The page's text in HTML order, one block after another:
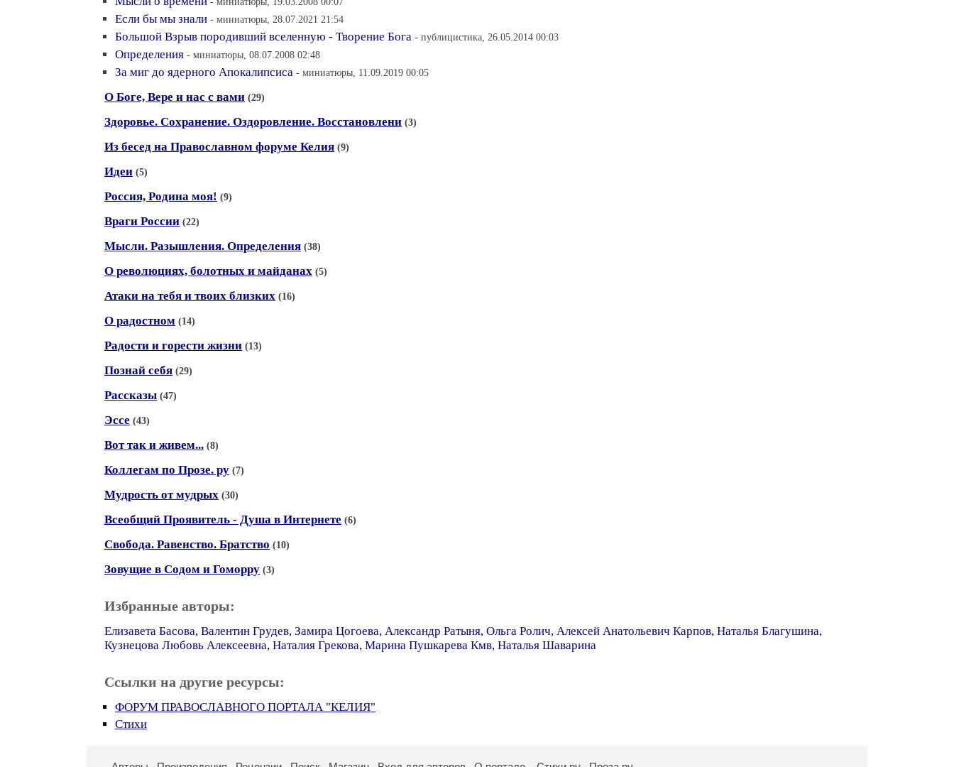
Если бы мы знали - миниатюры, 28.07.2021 21:54
Большой Взрыв породивший вселенную - Творение Бога - публицистика, 26.05.2014 00:03
Определения - миниатюры, 08.07.2008 02:48
За миг до ядерного Апокалипсиса - миниатюры, 11.09.2019 00:05
О Боге, Вере и нас с вами (29)
Здоровье. Сохранение. Оздоровление. Восстановлени (3)
Из бесед на Православном форуме Келия (9)
Идеи (5)
Россия, Родина моя! (9)
Враги России (22)
Мысли. Разышления. Определения (38)
О революциях, болотных и майданах (5)
Атаки на тебя и твоих близких (16)
О радостном (14)
Радости и горести жизни (13)
Познай себя (29)
Рассказы (47)
Эссе (43)
Вот так и живем... (8)
Коллегам по Прозе. ру (7)
Мудрость от мудрых (30)
Всеобщий Проявитель - Душа в Интернете (6)
Свобода. Равенство. Братство (10)
Зовущие в Содом и Гоморру (3)
Избранные авторы:
Елизавета Басова, Валентин Грудев, Замира Цогоева, Александр Ратыня, Ольга Ролич, Алексей Анатольевич Карпов, Наталья Благушина,
Кузнецова Любовь Алексеевна, Наталия Грекова, Марина Пушкарева Кмв, Наталья Шаварина
Ссылки на другие ресурсы:
ФОРУМ ПРАВОСЛАВНОГО ПОРТАЛА "КЕЛИЯ"
Стихи